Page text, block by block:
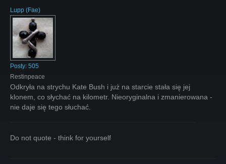
Lupp (Fae)
Posty: 505
Restinpeace
Odkryła na strychu Kate Bush i już na starcie stała się jej
klonem, co słychać na kilometr. Nieoryginalna i zmanierowana -
nie daje się tego słuchać.
Do not quote - think for yourself